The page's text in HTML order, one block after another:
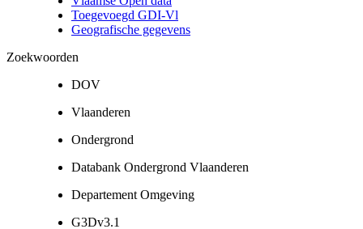
Toegevoegd GDI-Vl
Geografische gegevens
Zoekwoorden
DOV
Vlaanderen
Ondergrond
Databank Ondergrond Vlaanderen
Departement Omgeving
G3Dv3.1